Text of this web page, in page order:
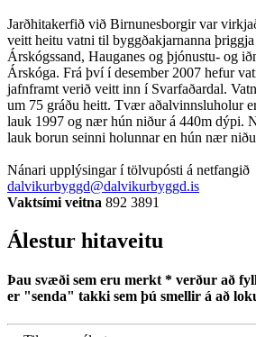
Jarðhitakerfið við Birnunesborgir var
veitt heitu vatni til byggðakjarnanna
Árskógssand, Hauganes og þjónustu- og
Árskóga. Frá því í desember 2007 hefur
jafnframt verið veitt inn í Svarfaðardal.
um 75 gráðu heitt. Tvær aðalvinnsluholur
lauk 1997 og nær hún niður á 440m dýpi.
lauk borun seinni holunnar en hún nær
Nánari upplýsingar í tölvupósti á netfangið
dalvikurbyggd@dalvikurbyggd.is
Vaktsími veitna 892 3891
Álestur hitaveitu
Þau svæði sem eru merkt * verður að
er "senda" takki sem þú smellir á að